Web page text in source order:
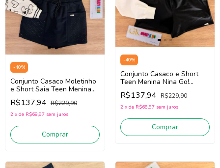
-40%
Conjunto Casaco Moletinho
e Short Saia Teen Menina
Nina Go! 2261039
(Creme/Preto)
R$137,94 R$229,90
2 x de R$68,97 sem juros
Comprar
-40%
Conjunto Casaco e Short
Teen Menina Nina Go!
2261036 (Off White/Preto)
R$137,94 R$229,90
2 x de R$68,97 sem juros
Comprar